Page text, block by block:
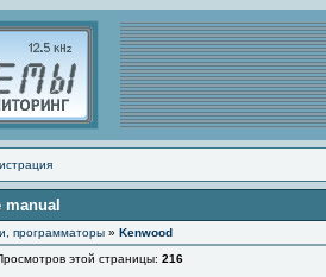
manual
программаторы » Kenwood
этой страницы: 216